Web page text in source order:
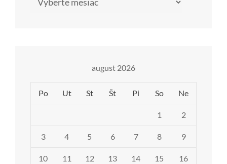
august 2026
Po Ut St Št Pi So Ne
1 2
3 4 5 6 7 8 9
10 11 12 13 14 15 16